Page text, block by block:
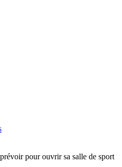
pour ouvrir sa salle de sport